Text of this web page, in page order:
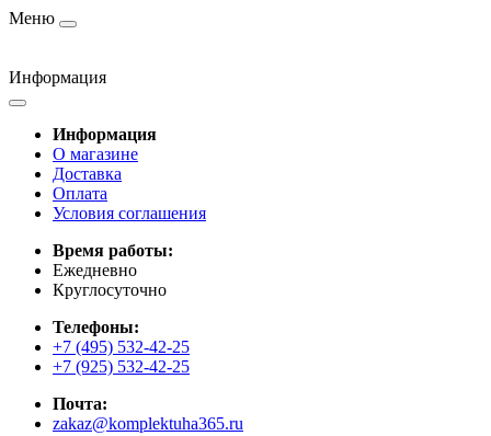
Меню
Информация
Информация
О магазине
Доставка
Оплата
Условия соглашения
Время работы:
Ежедневно
Круглосуточно
Телефоны:
+7 (495) 532-42-25
+7 (925) 532-42-25
Почта:
zakaz@komplektuha365.ru